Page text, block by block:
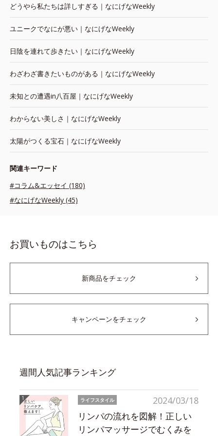
どうやら私たちは詳しすぎる｜なにげなWeekly
ユニークでなにが悪い｜なにげなWeekly
日陰を連れて歩きたい｜なにげなWeekly
わざわざ書きたいものがある｜なにげなWeekly
未知との遭遇in八百屋｜なにげなWeekly
わからない美しさ｜なにげなWeekly
太陽がつくる宝石｜なにげなWeekly
関連キーワード
#コラム&エッセイ (180)
#なにげなWeekly (45)
お買いものはこちら
新商品をチェック
キャンペーンをチェック
週間人気記事ランキング
2024/03/18
ライフスタイル
リンパの流れを図解！正しい
リンパマッサージでむくみを